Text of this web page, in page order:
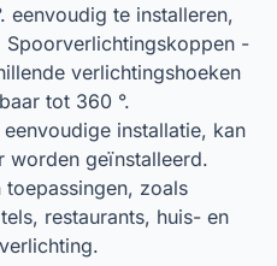
eenvoudig te installeren,
-
verlichtingshoeken
tot 360 °.
installatie, kan
worden geïnstalleerd.
zoals
restaurants, huis- en